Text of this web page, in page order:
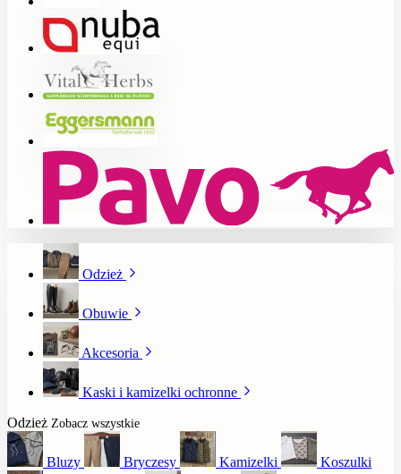
Odzież
Obuwie
Akcesoria
Kaski i kamizelki ochronne
Odzież Zobacz wszystkie
Bluzy Bryczesy Kamizelki Koszulki